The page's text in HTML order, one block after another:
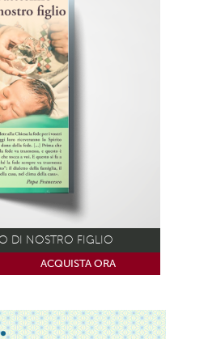
DI NOSTRO FIGLIO
ACQUISTA ORA